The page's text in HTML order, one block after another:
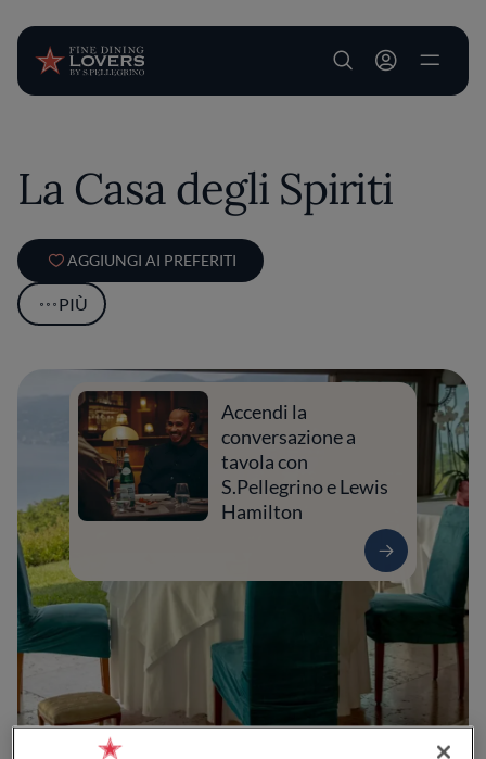
User account
La Casa degli Spiriti
AGGIUNGI AI PREFERITI
PIÙ
Accendi la
conversazione a
tavola con
S.Pellegrino e Lewis
Hamilton